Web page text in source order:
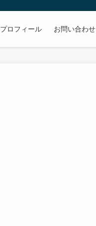
プロフィール お問い合わせ